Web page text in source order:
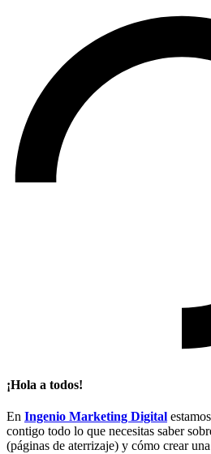
¡Hola a todos!
En Ingenio Marketing Digital
contigo todo lo que necesitas saber
(páginas de aterrizaje) y cómo crear